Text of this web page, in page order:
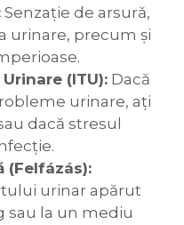
Senzație de arsură,
urinare, precum și
(ITU): Dacă
urinare, ați
dacă stresul
(Felfázás):
urinar apărut
sau la un mediu